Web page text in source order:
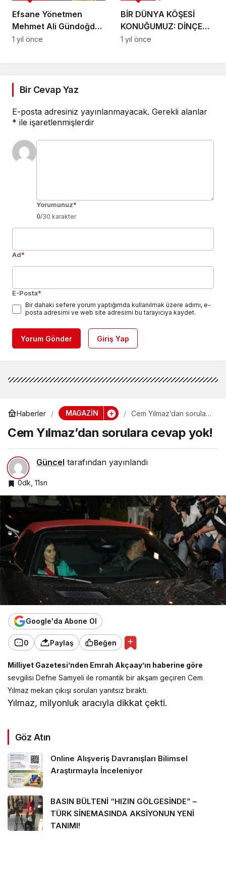
Efsane Yönetmen
Mehmet Ali Gündoğdu
– Sinemanın
1 yıl önce
BİR DÜNYA KÖŞESİ
KONUĞUMUZ: DİNÇER
ÇETİN
1 yıl önce
Bir Cevap Yaz
E-posta adresiniz yayınlanmayacak. Gerekli alanlar
* ile işaretlenmişlerdir
Yorumunuz*
0/30 karakter
Ad*
E-Posta*
Bir dahaki sefere yorum yaptığımda kullanılmak üzere adımı, e-
posta adresimi ve web site adresimi bu tarayıcıya kaydet.
Yorum Gönder Giriş Yap
Haberler MAGAZİN
Cem Yılmaz’dan sorulara
Cem Yılmaz’dan sorulara cevap yok!
Güncel tarafından yayınlandı
0dk, 11sn
Google'da Abone Ol
0 Paylaş Beğen
Milliyet Gazetesi’nden Emrah Akçaay’ın haberine göre
sevgilisi Defne Samyeli ile romantik bir akşam geçiren Cem
Yılmaz mekan çıkışı soruları yanıtsız bıraktı.
Yılmaz, milyonluk aracıyla dikkat çekti.
Göz Atın
Online Alışveriş Davranışları Bilimsel
Araştırmayla İnceleniyor
BASIN BÜLTENİ “HIZIN GÖLGESİNDE” –
TÜRK SİNEMASINDA AKSİYONUN YENİ
TANIMI!